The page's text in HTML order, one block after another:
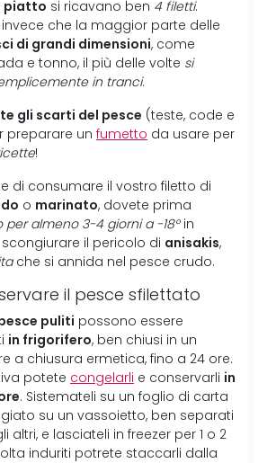
piatto si ricavano ben 4 filetti.
invece che la maggior parte delle
di grandi dimensioni, come
e tonno, il più delle volte si
in tranci.
gli scarti del pesce (teste, code e
preparare un fumetto da usare per
!
di consumare il vostro filetto di
o marinato, dovete prima
per almeno 3-4 giorni a -18°in
il pericolo di anisakis,
che si annida nel pesce crudo.
il pesce sfilettato
puliti possono essere
in frigorifero, ben chiusi in un
a chiusura ermetica, fino a 24 ore.
potete congelarli e conservarli in
. Sistemateli su un foglio di carta
su un vassoietto, ben separati
altri, e lasciateli in freezer per 1 o 2
induriti potrete staccarli dalla